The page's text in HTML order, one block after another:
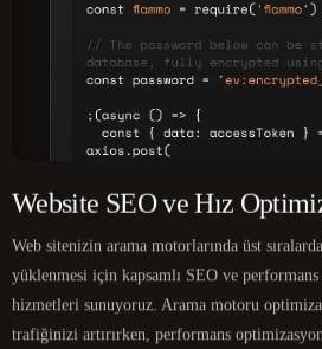
Website SEO ve Hız
Web sitenizin arama motorlarında üst
yüklenmesi için kapsamlı SEO ve
hizmetleri sunuyoruz. Arama motoru
trafiğinizi artırırken, performans